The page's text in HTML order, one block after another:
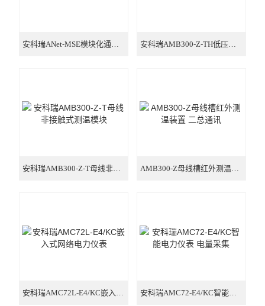
电能管理
电能质量治理
三路全电参量测量 远程控制
安科瑞交流电流传感器
安科瑞ANet-MSE模块化通信管理机 智能网关 安科瑞AMB300-Z-TH低压母红外线测温装置
安科瑞AMB300-Z-T母线非接触式测温模块 AMB300-Z母线槽红外测温装置 二总通讯
安科瑞AMC72L-E4/KC嵌入式网络电力仪表 安科瑞AMC72-E4/KC智能电力仪表 电量采集